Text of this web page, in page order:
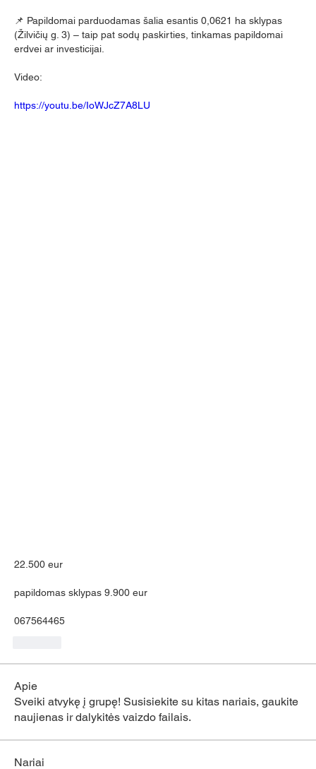
📌 Papildomai parduodamas šalia esantis 0,0621 ha sklypas
(Žilvičių g. 3) – taip pat sodų paskirties, tinkamas papildomai
erdvei ar investicijai.
Video:
https://youtu.be/IoWJcZ7A8LU
22.500 eur
papildomas sklypas 9.900 eur
067564465
Apie
Sveiki atvykę į grupę! Susisiekite su kitas nariais, gaukite
naujienas ir dalykitės vaizdo failais.
Nariai